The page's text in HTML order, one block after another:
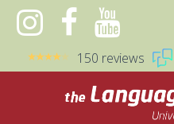
150 reviews